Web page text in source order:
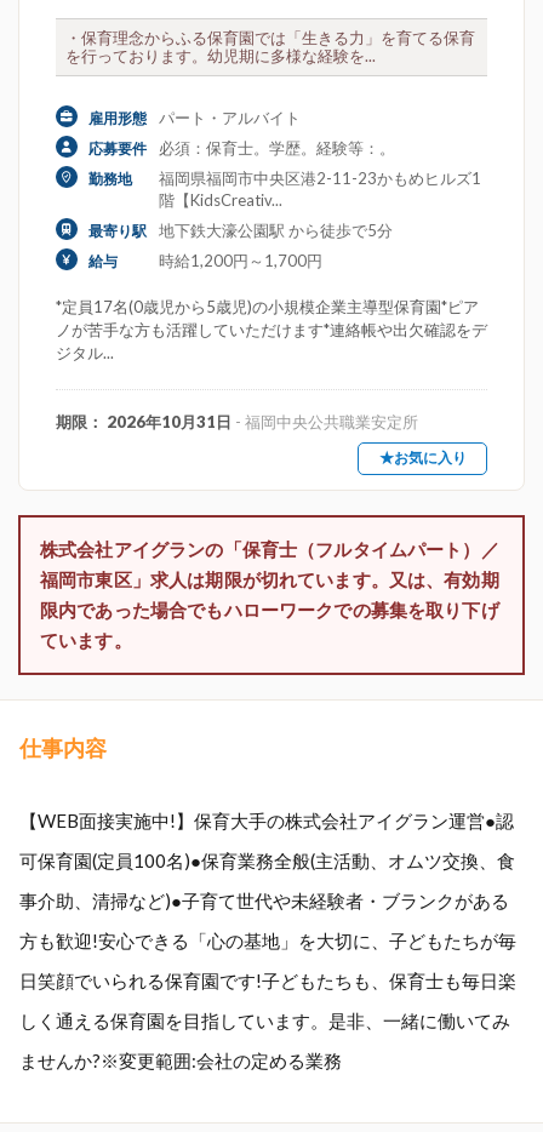
・保育理念からふる保育園では「生きる力」を育てる保育
を行っております。幼児期に多様な経験を...
雇用形態 パート・アルバイト
応募要件 必須：保育士。学歴。経験等：。
勤務地
福岡県福岡市中央区港2-11-23かもめヒルズ1
階【KidsCreativ...
最寄り駅 地下鉄大濠公園駅 から徒歩で5分
給与 時給1,200円～1,700円
*定員17名(0歳児から5歳児)の小規模企業主導型保育園*ピア
ノが苦手な方も活躍していただけます*連絡帳や出欠確認をデ
ジタル...
期限： 2026年10月31日 - 福岡中央公共職業安定所
★お気に入り
株式会社アイグランの「保育士（フルタイムパート）／
福岡市東区」求人は期限が切れています。又は、有効期
限内であった場合でもハローワークでの募集を取り下げ
ています。
仕事内容
【WEB面接実施中!】保育大手の株式会社アイグラン運営●認
可保育園(定員100名)●保育業務全般(主活動、オムツ交換、食
事介助、清掃など)●子育て世代や未経験者・ブランクがある
方も歓迎!安心できる「心の基地」を大切に、子どもたちが毎
日笑顔でいられる保育園です!子どもたちも、保育士も毎日楽
しく通える保育園を目指しています。是非、一緒に働いてみ
ませんか?※変更範囲:会社の定める業務